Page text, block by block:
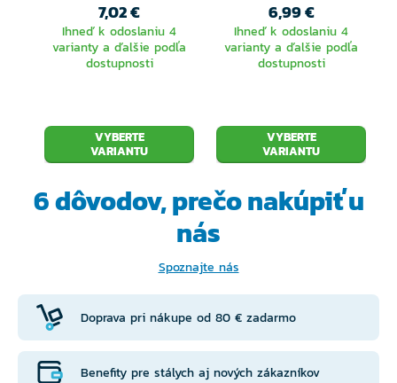
7,02 €
Ihneď k odoslaniu 4
varianty a ďalšie podľa
dostupnosti
VYBERTE
VARIANTU
6,99 €
Ihneď k odoslaniu 4
varianty a ďalšie podľa
dostupnosti
VYBERTE
VARIANTU
6 dôvodov, prečonakúpiť u
nás
Spoznajte nás
Doprava pri nákupe od 80 € zadarmo
Benefity pre stálych aj nových zákazníkov